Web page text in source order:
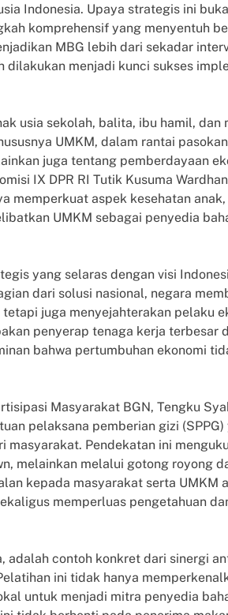
Indonesia. Upaya strategis ini
komprehensif yang menyentuh
MBG lebih dari sekadar
dilakukan menjadi kunci sukses
usia sekolah, balita, ibu hamil, dan
UMKM, dalam rantai
juga tentang pemberdayaan
IX DPR RI Tutik Kusuma
memperkuat aspek kesehatan
UMKM sebagai penyedia
yang selaras dengan visi
dari solusi nasional, negara
juga menyejahterakan pelaku
penyerap tenaga kerja terbesar
bahwa pertumbuhan ekonomi
Masyarakat BGN, Tengku
pelaksana pemberian gizi
masyarakat. Pendekatan ini
melainkan melalui gotong royong
kepada masyarakat serta UMKM
memperluas pengetahuan
adalah contoh konkret dari sinergi
ini tidak hanya
untuk menjadi mitra penyedia